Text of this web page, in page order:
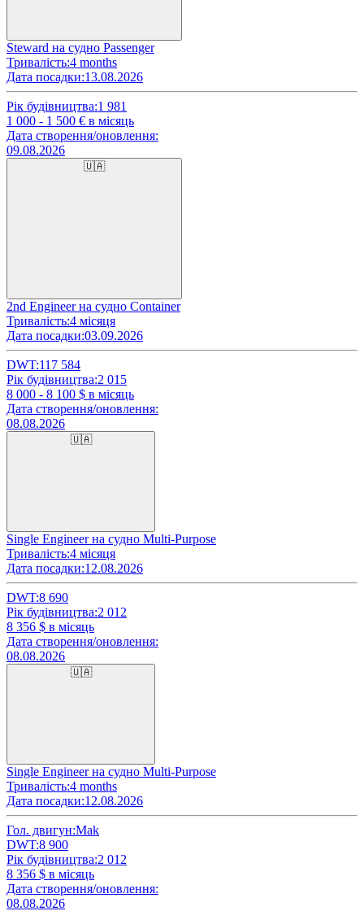
Steward на судно Passenger
Тривалість:4 months
Дата посадки:13.08.2026
Рік будівництва:1 981
1 000 - 1 500 € в місяць
Дата створення/оновлення:
09.08.2026
🇺🇦
2nd Engineer на судно Container
Тривалість:4 місяця
Дата посадки:03.09.2026
DWT:117 584
Рік будівництва:2 015
8 000 - 8 100 $ в місяць
Дата створення/оновлення:
08.08.2026
🇺🇦
Single Engineer на судно Multi-Purpose
Тривалість:4 місяця
Дата посадки:12.08.2026
DWT:8 690
Рік будівництва:2 012
8 356 $ в місяць
Дата створення/оновлення:
08.08.2026
🇺🇦
Single Engineer на судно Multi-Purpose
Тривалість:4 months
Дата посадки:12.08.2026
Гол. двигун:Mak
DWT:8 900
Рік будівництва:2 012
8 356 $ в місяць
Дата створення/оновлення:
08.08.2026